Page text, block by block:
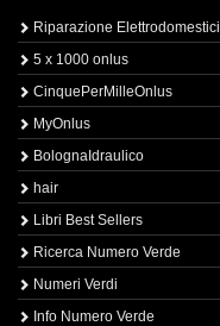
Riparazione Elettrodomestici
5 x 1000 onlus
CinquePerMilleOnlus
MyOnlus
BolognaIdraulico
hair
Libri Best Sellers
Ricerca Numero Verde
Numeri Verdi
Info Numero Verde